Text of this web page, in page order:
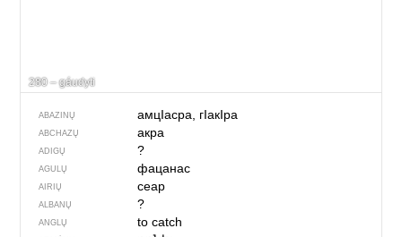
280 – gáudyti
ABAZINŲ амцIасра, гIакIра
ABCHAZŲ акра
ADIGŲ ?
AGULŲ фацанас
AIRIŲ ceap
ALBANŲ ?
ANGLŲ to catch